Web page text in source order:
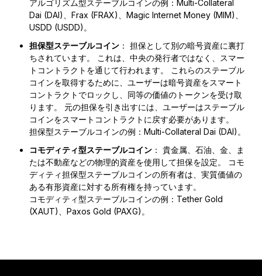
アルゴリズム型ステーブルコインの例：Multi-Collateral
Dai (DAI)、Frax (FRAX)、Magic Internet Money (MIM)、
USDD (USDD)。
担保型ステーブルコイン： 担保として別の暗号資産に裏打
ちされています。 これは、中央の発行者ではなく、スマー
トコントラクトを通じて行われます。 これらのステーブル
コインを取得するために、ユーザーは暗号資産をスマート
コントラクトでロックし、同等の価値のトークンを受け取
ります。 元の担保を引き出すには、ユーザーはステーブル
コインをスマートコントラクトに戻す必要があります。
担保型ステーブルコインの例：Multi-Collateral Dai (DAI)。
コモディティ型ステーブルコイン： 貴金属、石油、金、ま
たは不動産などの物理的資産を使用して担保を設定。 コモ
ディティ担保型ステーブルコインの所有者は、実質価値の
ある有形資産に対する所有権を持っています。
コモディティ型ステーブルコインの例：Tether Gold
(XAUT)、Paxos Gold (PAXG)。